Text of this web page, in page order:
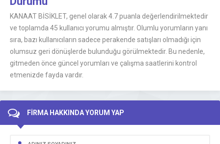
KANAAT BİSİKLET, genel olarak 4.7 puanla değerlendirilmektedir
ve toplamda 45 kullanıcı yorumu almıştır. Olumlu yorumların yanı
sıra, bazı kullanıcıların sadece perakende satışları olmadığı için
olumsuz geri dönüşlerde bulunduğu görülmektedir. Bu nedenle,
gitmeden önce güncel yorumları ve çalışma saatlerini kontrol
etmenizde fayda vardır.
FİRMA HAKKINDA YORUM YAP